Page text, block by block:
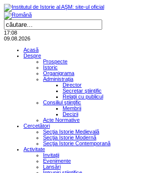
17:08
09.08.2026
Acasă
Despre
Prospecte
Istoric
Organigrama
Administraţia
Director
Secretar ştiinţific
Relaţii cu publicul
Consiliul ştiinţific
Membrii
Decizii
Acte Normative
Cercetători
Secţia Istorie Medievală
Secţia Istorie Modernă
Secţia Istorie Contemporană
Activitate
Invitaţii
Evenimente
Lansări